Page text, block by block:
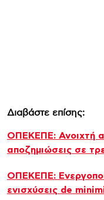
Διαβάστε επίσης:
ΟΠΕΚΕΠΕ: Ανοιχτή
αποζημιώσεις σε
ΟΠΕΚΕΠΕ:
ενισχύσεις de